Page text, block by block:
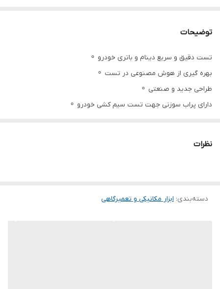
توضیحات
تست دقیق و سریع دینام و باتری خودرو ⚬
بهره گیری از هوش مصنوعی در تست ⚬
طراحی جدید و صنعتی ⚬
دارای پراب سوزنی جهت تست سیم کشی خودرو ⚬
نظرات
دسته‌بندی: ابزار مکانیکی و تعمیرگاهی